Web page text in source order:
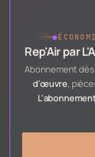
●
Rep'Air par
Abonnement dès
d'œuvre,